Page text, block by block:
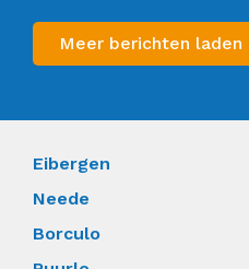
Meer berichten laden
Eibergen
Neede
Borculo